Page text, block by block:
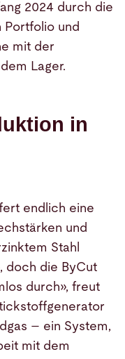
2024 durch die
Portfolio und
mit der
Lager.
in
endlich eine
und
Stahl
doch die ByCut
durch», freut
– ein System,
mit dem